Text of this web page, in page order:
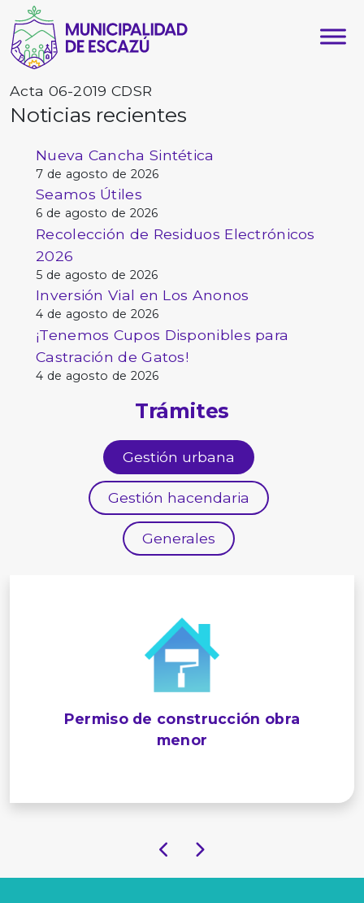
Acta 06-2019 CDSR
Noticias recientes
Nueva Cancha Sintética
7 de agosto de 2026
Seamos Útiles
6 de agosto de 2026
Recolección de Residuos Electrónicos
2026
5 de agosto de 2026
Inversión Vial en Los Anonos
4 de agosto de 2026
¡Tenemos Cupos Disponibles para
Castración de Gatos!
4 de agosto de 2026
Trámites
Gestión urbana
Gestión hacendaria
Generales
Permiso de construcción obra
menor